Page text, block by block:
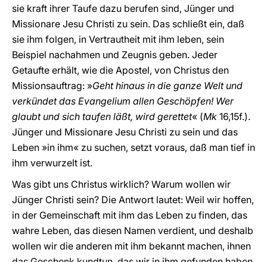
sie kraft ihrer Taufe dazu berufen sind, Jünger und
Missionare Jesu Christi zu sein. Das schließt ein, daß
sie ihm folgen, in Vertrautheit mit ihm leben, sein
Beispiel nachahmen und Zeugnis geben. Jeder
Getaufte erhält, wie die Apostel, von Christus den
Missionsauftrag: »Geht hinaus in die ganze Welt und
verkündet das Evangelium allen Geschöpfen! Wer
glaubt und sich taufen läßt, wird gerettet« (Mk 16,15f.).
Jünger und Missionare Jesu Christi zu sein und das
Leben »in ihm« zu suchen, setzt voraus, daß man tief in
ihm verwurzelt ist.
Was gibt uns Christus wirklich? Warum wollen wir
Jünger Christi sein? Die Antwort lautet: Weil wir hoffen,
in der Gemeinschaft mit ihm das Leben zu finden, das
wahre Leben, das diesen Namen verdient, und deshalb
wollen wir die anderen mit ihm bekannt machen, ihnen